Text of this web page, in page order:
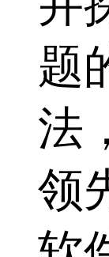
题
法
领